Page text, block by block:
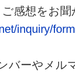
感想をお
inquiry/
バーやメル